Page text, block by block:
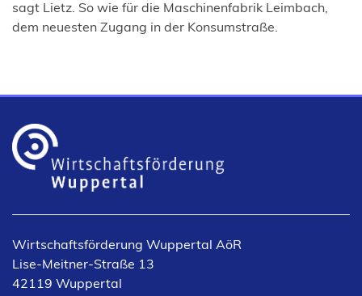
sagt Lietz. So wie für die Maschinenfabrik Leimbach,
dem neuesten Zugang in der Konsumstraße.
Wirtschaftsförderung Wuppertal AöR
Lise-Meitner-Straße 13
42119 Wuppertal